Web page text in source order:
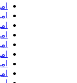
امیر فرجام
امیر کیوند
امیر گلایه
امیر
امیر
امیر
امیر
امیر وکیلی